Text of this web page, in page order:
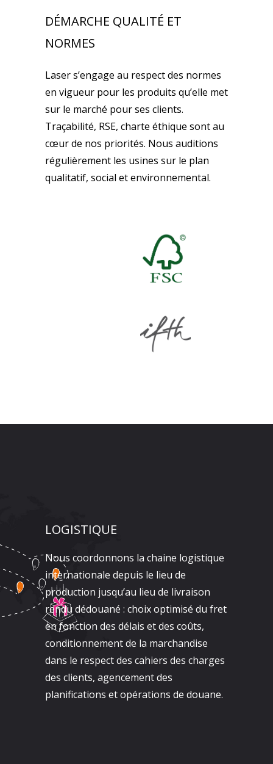
DÉMARCHE QUALITÉ ET
NORMES
Laser s’engage au respect des normes
en vigueur pour les produits qu’elle met
sur le marché pour ses clients.
Traçabilité, RSE, charte éthique sont au
cœur de nos priorités. Nous auditions
régulièrement les usines sur le plan
qualitatif, social et environnemental.
LOGISTIQUE
Nous coordonnons la chaine logistique
internationale depuis le lieu de
production jusqu’au lieu de livraison
rendu dédouané : choix optimisé du fret
en fonction des délais et des coûts,
conditionnement de la marchandise
dans le respect des cahiers des charges
des clients, agencement des
planifications et opérations de douane.